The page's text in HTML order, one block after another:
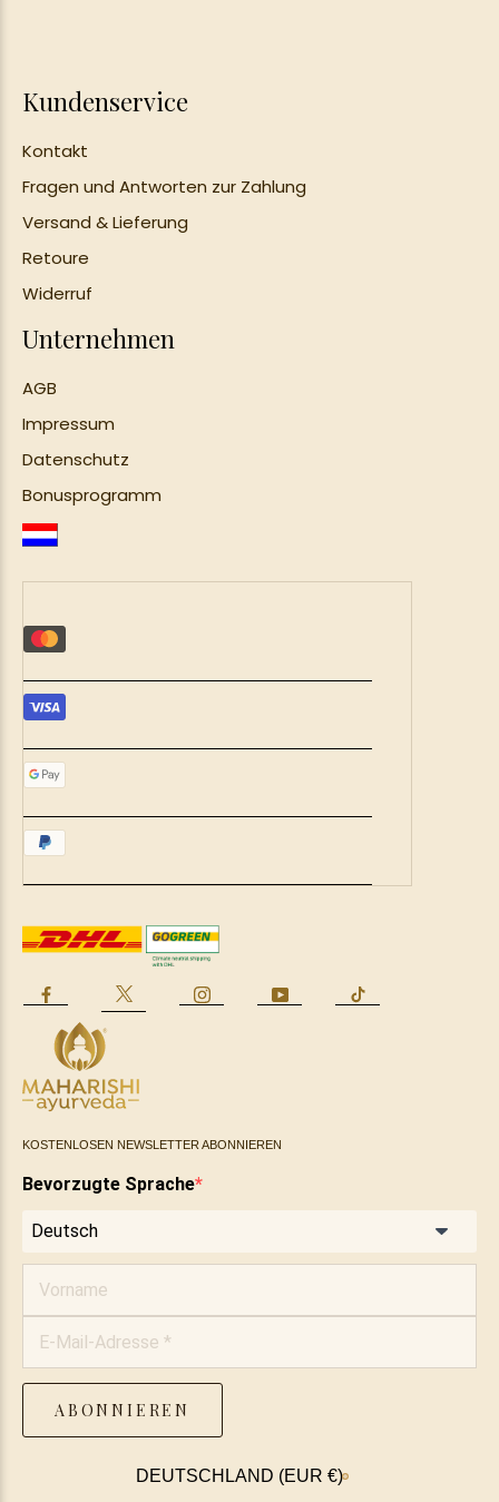
Ayurvedische Ernährung
Wohlbefinden für Körper
Lebensphasen
Webinare und Podcasts
Ärzte
Anmeldung
Ärzte & Apotheken
Händlerbereich
Heilpraktiker
Anmeldung
Beratung
Kundenservice
Kontakt
Fragen und Antworten zur Zahlung
Versand & Lieferung
Retoure
Widerruf
Unternehmen
AGB
Impressum
Datenschutz
Bonusprogramm
KOSTENLOSEN NEWSLETTER ABONNIEREN
Bevorzugte Sprache
ABONNIEREN
Land/Region
DEUTSCHLAND (EUR €)